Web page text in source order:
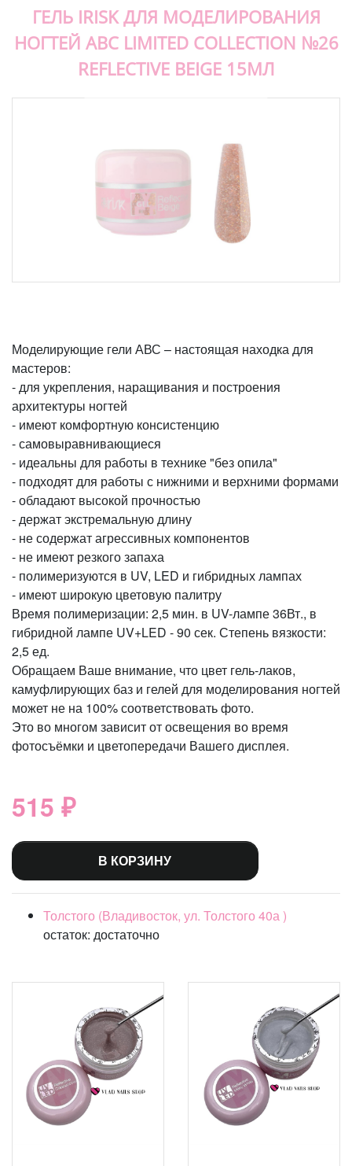
ГЕЛЬ IRISK ДЛЯ МОДЕЛИРОВАНИЯ
НОГТЕЙ ABC LIMITED COLLECTION №26
REFLECTIVE BEIGE 15МЛ
Моделирующие гели АВС – настоящая находка для
мастеров:
- для укрепления, наращивания и построения
архитектуры ногтей
- имеют комфортную консистенцию
- самовыравнивающиеся
- идеальны для работы в технике "без опила"
- подходят для работы с нижними и верхними формами
- обладают высокой прочностью
- держат экстремальную длину
- не содержат агрессивных компонентов
- не имеют резкого запаха
- полимеризуются в UV, LED и гибридных лампах
- имеют широкую цветовую палитру
Время полимеризации: 2,5 мин. в UV-лампе 36Вт., в
гибридной лампе UV+LED - 90 сек. Степень вязкости:
2,5 ед.
Обращаем Ваше внимание, что цвет гель-лаков,
камуфлирующих баз и гелей для моделирования ногтей
может не на 100% соответствовать фото.
Это во многом зависит от освещения во время
фотосъёмки и цветопередачи Вашего дисплея.
515 ₽
В КОРЗИНУ
Толстого (Владивосток, ул. Толстого 40а )
остаток: достаточно